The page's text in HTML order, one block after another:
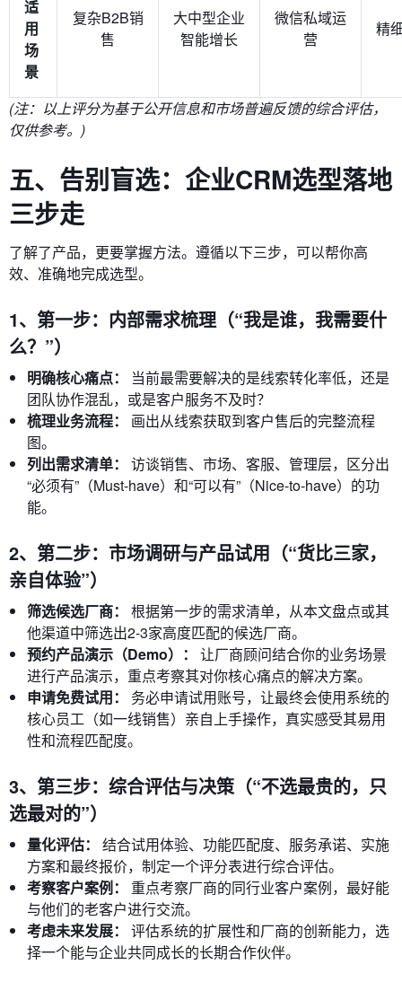
适
用
场
景
复杂B2B销
售
大中型企业
智能增长
微信私域运
营
精
(注：以上评分为基于公开信息和市场普遍反馈的综合评估，
仅供参考。)
五、告别盲选：企业CRM选型落地
三步走
了解了产品，更要掌握方法。遵循以下三步，可以帮你高
效、准确地完成选型。
1、第一步：内部需求梳理（“我是谁，我需要什
么？”）
明确核心痛点：
当前最需要解决的是线索转化率低，还是
团队协作混乱，或是客户服务不及时？
梳理业务流程：
画出从线索获取到客户售后的完整流程
图。
列出需求清单：
访谈销售、市场、客服、管理层，区分出
“必须有”（Must-have）和“可以有”（Nice-to-have）的功
能。
2、第二步：市场调研与产品试用（“货比三家，
亲自体验”）
筛选候选厂商：
根据第一步的需求清单，从本文盘点或其
他渠道中筛选出2-3家高度匹配的候选厂商。
预约产品演示（Demo）：
让厂商顾问结合你的业务场景
进行产品演示，重点考察其对你核心痛点的解决方案。
申请免费试用：
务必申请试用账号，让最终会使用系统的
核心员工（如一线销售）亲自上手操作，真实感受其易用
性和流程匹配度。
3、第三步：综合评估与决策（“不选最贵的，只
选最对的”）
量化评估：
结合试用体验、功能匹配度、服务承诺、实施
方案和最终报价，制定一个评分表进行综合评估。
考察客户案例：
重点考察厂商的同行业客户案例，最好能
与他们的老客户进行交流。
考虑未来发展：
评估系统的扩展性和厂商的创新能力，选
择一个能与企业共同成长的长期合作伙伴。